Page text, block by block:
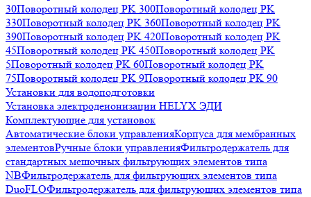
30Поворотный колодец PK 300Поворотный колодец PK
330Поворотный колодец PK 360Поворотный колодец PK
390Поворотный колодец PK 420Поворотный колодец PK
45Поворотный колодец PK 450Поворотный колодец PK
5Поворотный колодец PK 60Поворотный колодец PK
75Поворотный колодец PK 9Поворотный колодец PK 90
Установки для водоподготовки
Установка электродеионизации HELYX ЭДИ
Комплектующие для установок
Автоматические блоки управленияКорпуса для мембранных
элементовРучные блоки управленияФильтродержатель для
стандартных мешочных фильтрующих элементов типа
NBФильтродержатель для фильтрующих элементов типа
DuoFLOФильтродержатель для фильтрующих элементов типа